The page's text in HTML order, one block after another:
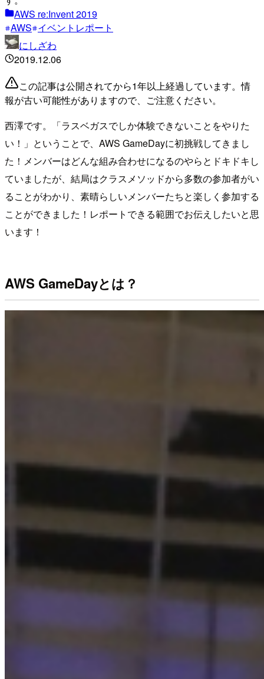
AWS re:Invent 2019
AWS イベントレポート
にしざわ
2019.12.06
この記事は公開されてから1年以上経過しています。情
報が古い可能性がありますので、ご注意ください。
西澤です。「ラスベガスでしか体験できないことをやりた
い！」ということで、AWS GameDayに初挑戦してきまし
た！メンバーはどんな組み合わせになるのやらとドキドキし
ていましたが、結局はクラスメソッドから多数の参加者がい
ることがわかり、素晴らしいメンバーたちと楽しく参加する
ことができました！レポートできる範囲でお伝えしたいと思
います！
AWS GameDayとは？